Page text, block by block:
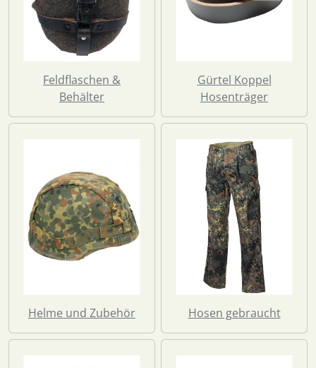
Feldflaschen &
Behälter
Gürtel Koppel
Hosenträger
Helme und Zubehör Hosen gebraucht